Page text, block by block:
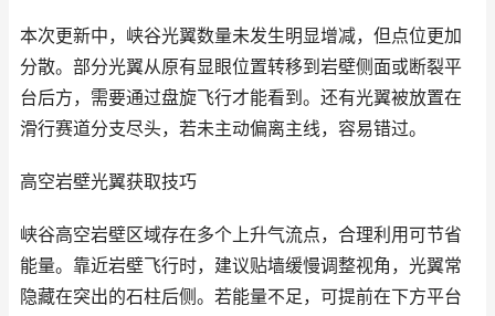
本次更新中，峡谷光翼数量未发生明显增减，但点位更加
分散。部分光翼从原有显眼位置转移到岩壁侧面或断裂平
台后方，需要通过盘旋飞行才能看到。还有光翼被放置在
滑行赛道分支尽头，若未主动偏离主线，容易错过。
高空岩壁光翼获取技巧
峡谷高空岩壁区域存在多个上升气流点，合理利用可节省
能量。靠近岩壁飞行时，建议贴墙缓慢调整视角，光翼常
隐藏在突出的石柱后侧。若能量不足，可提前在下方平台